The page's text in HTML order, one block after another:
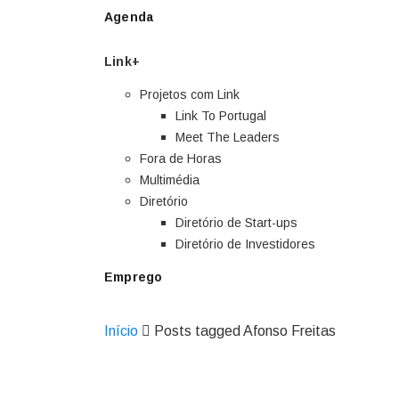
Agenda
Link+
Projetos com Link
Link To Portugal
Meet The Leaders
Fora de Horas
Multimédia
Diretório
Diretório de Start-ups
Diretório de Investidores
Emprego
Início Posts tagged Afonso Freitas